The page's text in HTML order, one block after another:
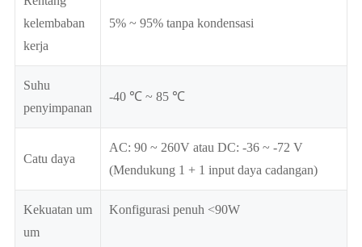
kelembaban
kerja
5% ~ 95% tanpa kondensasi
Suhu
penyimpanan
-40 ℃ ~ 85 ℃
Catu daya
AC: 90 ~ 260V atau DC: -36 ~ -72 V
(Mendukung 1 + 1 input daya cadangan)
Kekuatan um
um
Konfigurasi penuh <90W